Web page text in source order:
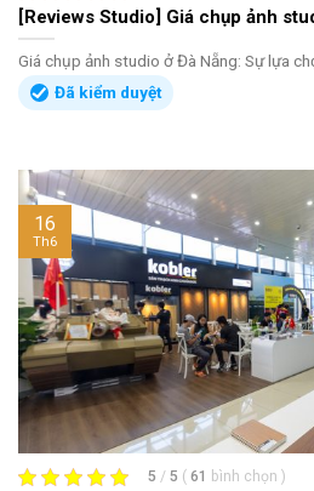
[Reviews Studio] Giá chụp ảnh
Giá chụp ảnh studio ở Đà Nẵng: Sự lựa
Đã kiểm duyệt
5 / 5 ( 61 bình chọn )
16
Th6